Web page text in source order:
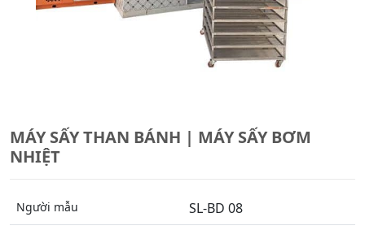
MÁY SẤY THAN BÁNH | MÁY SẤY BƠM
NHIỆT
Người mẫu SL-BD 08